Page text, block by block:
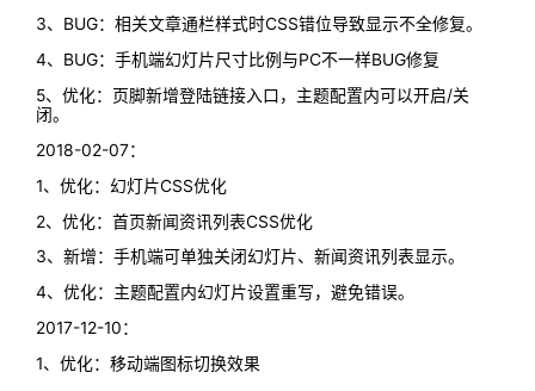
3、BUG：相关文章通栏样式时CSS错位导致显示不全修复。
4、BUG：手机端幻灯片尺寸比例与PC不一样BUG修复
5、优化：页脚新增登陆链接入口，主题配置内可以开启/关
闭。
2018-02-07：
1、优化：幻灯片CSS优化
2、优化：首页新闻资讯列表CSS优化
3、新增：手机端可单独关闭幻灯片、新闻资讯列表显示。
4、优化：主题配置内幻灯片设置重写，避免错误。
2017-12-10：
1、优化：移动端图标切换效果